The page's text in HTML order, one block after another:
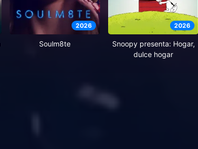
2026
Soulm8te
2026
Snoopy presenta: Hogar,
dulce hogar